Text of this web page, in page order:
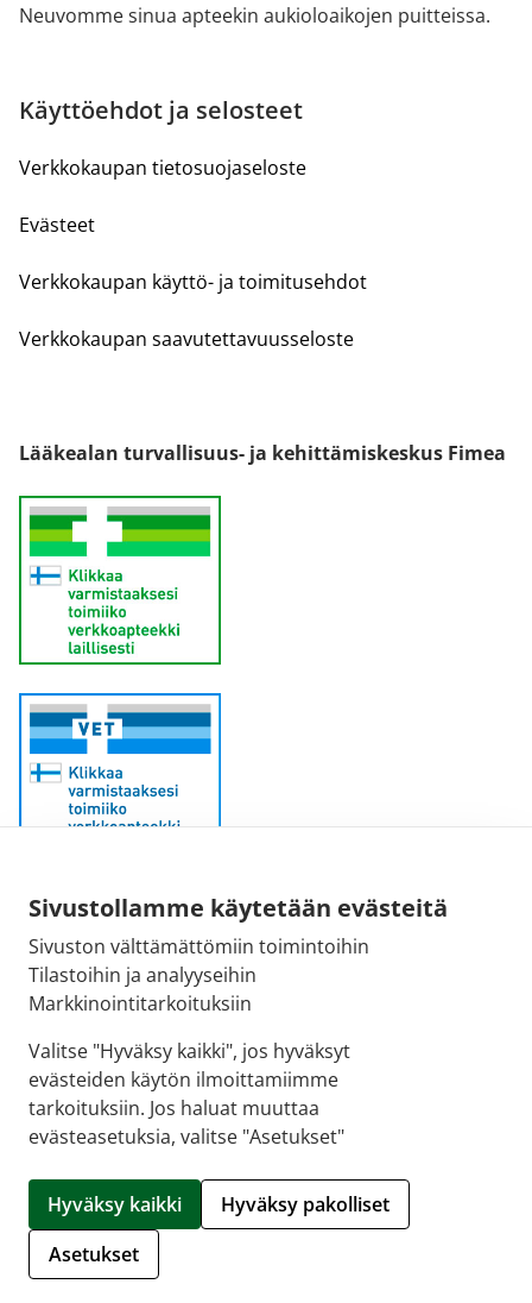
Sivustollamme käytetään evästeitä
Sivuston välttämättömiin toimintoihin
Tilastoihin ja analyyseihin
Markkinointitarkoituksiin
Valitse "Hyväksy kaikki", jos hyväksyt
evästeiden käytön ilmoittamiimme
tarkoituksiin. Jos haluat muuttaa
evästeasetuksia, valitse "Asetukset"
Hyväksy kaikki
Hyväksy pakolliset
Asetukset
Neuvomme sinua apteekin aukioloaikojen puitteissa.
Käyttöehdot ja selosteet
Verkkokaupan tietosuojaseloste
Evästeet
Verkkokaupan käyttö- ja toimitusehdot
Verkkokaupan saavutettavuusseloste
Lääkealan turvallisuus- ja kehittämiskeskus Fimea
Sähköpostiosoite:
kirjaamo@fimea.fi
Fimean vaihde:
029 522 3341
Hallitse evästeitä